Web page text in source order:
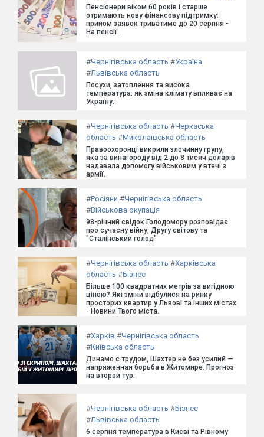
Пенсіонери віком 60 років і старше
отримають нову фінансову підтримку:
прийом заявок триватиме до 20 серпня -
На пенсії.
#Чернігівська область #Україна
#Львівська область
Посухи, затоплення та висока
температура: як зміна клімату впливає на
Україну.
#Чернігівська область #Черкаська
область #Миколаївська область
Правоохоронці викрили злочинну групу,
яка за винагороду від 2 до 8 тисяч доларів
надавала допомогу військовим у втечі з
армії.
#Росіяни #Чернігівська область
#Військова окупація
98-річний свідок Голодомору розповідає
про сучасну війну, Другу світову та
"Сталінський голод"
#Чернігівська область #Харківська
область #Бізнес
Більше 100 квадратних метрів за вигідною
ціною? Які зміни відбулися на ринку
просторих квартир у Львові та інших містах
- Новини Твого міста.
#Харків #Чернігівська область
#Київська область
Динамо с трудом, Шахтер не без усилий —
напряженная борьба в Житомире. Прогноз
на второй тур.
#Чернігівська область #Бізнес
#Львівська область
6 серпня температура в Києві та Рівному